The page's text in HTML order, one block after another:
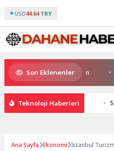
USD44.64 TRY
Son Eklenenler
Başkan Büyükakın’dan
Teknoloji Haberleri
Ana Sayfa Ekonomi İstanbul Turizm